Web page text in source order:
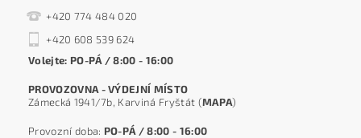
+420 774 484 020
+420 608 539 624
Volejte: PO-PÁ / 8:00 - 16:00
PROVOZOVNA - VÝDEJNÍ MÍSTO
Zámecká 1941/7b, Karviná Fryštát (MAPA)
Provozní doba: PO-PÁ / 8:00 - 16:00